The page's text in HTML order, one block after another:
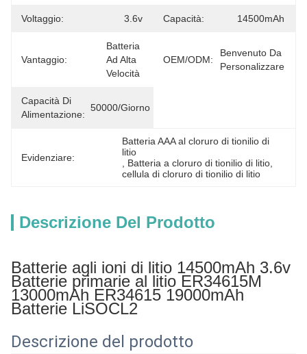
Voltaggio: 3.6v Capacità: 14500mAh
Vantaggio:
Batteria
Ad Alta
Velocità
OEM/ODM:
Benvenuto Da
Personalizzare
Capacità Di
Alimentazione:
50000/giorno
Evidenziare:
Batteria AAA al cloruro di tionilio di
litio
Batteria a cloruro di tionilio di litio
cellula di cloruro di tionilio di litio
Descrizione Del Prodotto
Batterie agli ioni di litio 14500mAh 3.6v
Batterie primarie al litio ER34615M
13000mAh ER34615 19000mAh
Batterie LiSOCL2
Descrizione del prodotto